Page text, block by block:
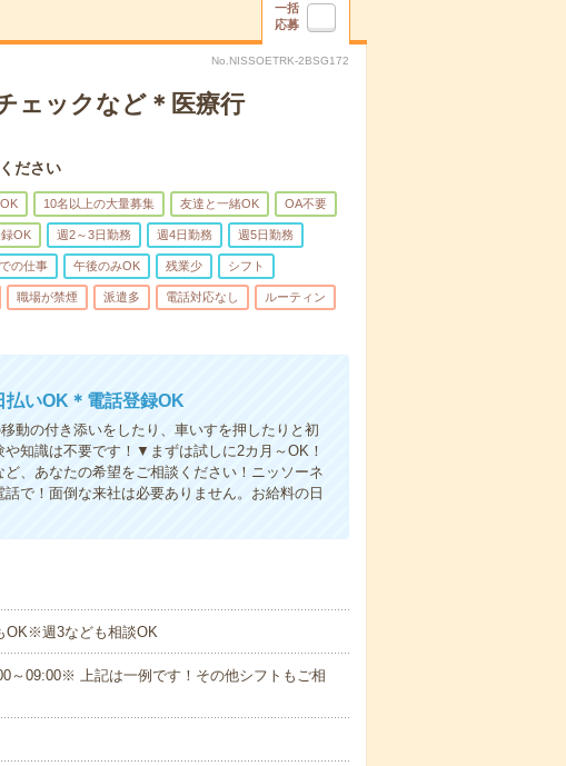
一括
応募
No.NISSOETRK-2BSG172
ェックなど＊医療行
ださい
10名以上の大量募集 友達と一緒OK OA不要
OK 週2～3日勤務 週4日勤務 週5日勤務
の仕事 午後のみOK 残業少 シフト
職場が禁煙 派遣多 電話対応なし ルーティン
払いOK＊電話登録OK
動の付き添いをしたり、車いすを押したりと初
知識は不要です！▼まずは試しに2カ月～OK！
、あなたの希望をご相談ください！ニッソーネ
で！面倒な来社は必要ありません。お給料の日
OK※週3なども相談OK
～09:00※ 上記は一例です！その他シフトもご相